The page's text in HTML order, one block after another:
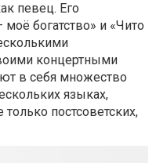
певец. Его
богатство» и «Чито
концертными
в себя множество
языках,
постсоветских,